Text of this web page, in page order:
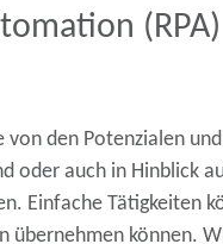
(RPA)
den Potenzialen
oder auch in Hinblick
Einfache Tätigkeiten
übernehmen können.